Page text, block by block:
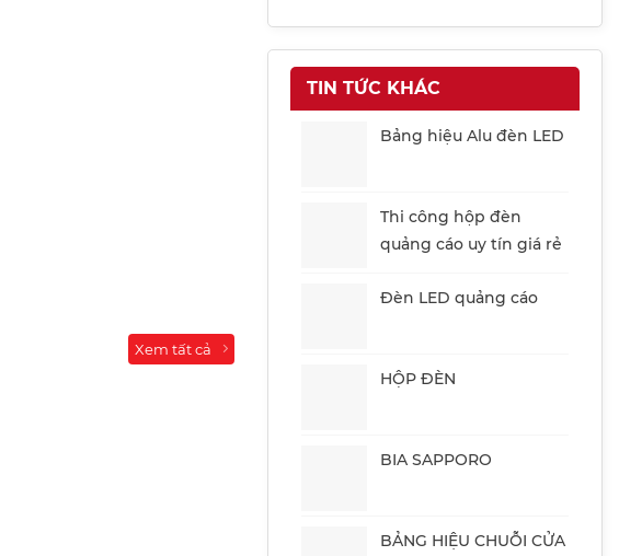
Xem tất cả
TIN TỨC KHÁC
Bảng hiệu Alu đèn LED
Thi công hộp đèn
quảng cáo uy tín giá rẻ
Đèn LED quảng cáo
HỘP ĐÈN
BIA SAPPORO
BẢNG HIỆU CHUỖI CỬA